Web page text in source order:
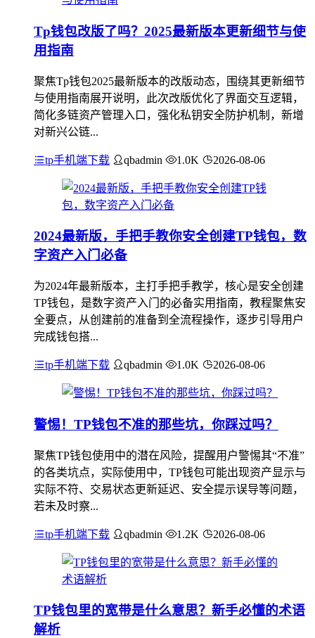
Tp钱包改版了吗？2025最新版本更新细节与使
用指南
聚焦Tp钱包2025最新版本的改版动态，围绕其更新细节
与使用指南展开说明，此次改版优化了界面交互逻辑，
简化多链资产管理入口，强化私钥安全防护机制，新增
对新兴公链...
tp手机端下载 qbadmin 1.0K 2026-08-06
2024最新版，手把手教你安全创建TP钱包，数
字资产入门必备
为2024年最新版本，主打手把手教学，核心是安全创建
TP钱包，是数字资产入门的必备实用指南，教程聚焦安
全要点，从创建前的准备到全流程操作，逐步引导用户
完成钱包搭...
tp手机端下载 qbadmin 1.0K 2026-08-06
警惕！TP钱包不准的那些坑，你踩过吗？
聚焦TP钱包使用中的潜在风险，提醒用户警惕其“不准”
的各类坑点，实际使用中，TP钱包可能出现资产显示与
实际不符、交易状态更新延迟、安全提示误导等问题，
若未及时察...
tp手机端下载 qbadmin 1.2K 2026-08-06
TP钱包里的宽带是什么意思？新手必懂的术语
解析